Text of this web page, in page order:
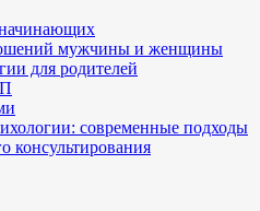
мужчины и женщины
для родителей
современные подходы
консультирования